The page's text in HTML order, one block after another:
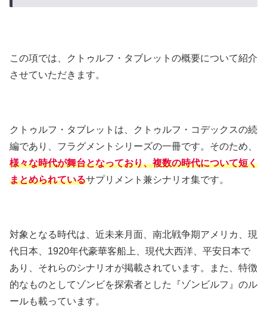
この項では、クトゥルフ・タブレットの概要について紹介
させていただきます。
クトゥルフ・タブレットは、クトゥルフ・コデックスの続
編であり、フラグメントシリーズの一冊です。そのため、
様々な時代が舞台となっており、複数の時代について短く
まとめられているサプリメント兼シナリオ集です。
対象となる時代は、近未来月面、南北戦争期アメリカ、現
代日本、1920年代豪華客船上、現代大西洋、平安日本で
あり、それらのシナリオが掲載されています。また、特徴
的なものとしてゾンビを探索者とした『ゾンビルフ』のル
ールも載っています。